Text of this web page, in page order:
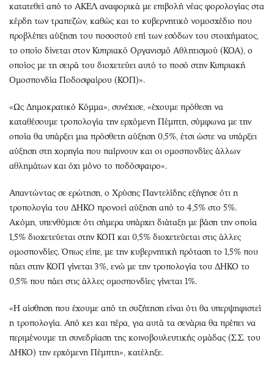
κατατεθεί από το ΑΚΕΛ αναφορικά με επιβολή νέας φορολογίας στα
κέρδη των τραπεζών, καθώς και το κυβερνητικό νομοσχέδιο που
προβλέπει αύξηση του ποσοστού επί των εσόδων του στοιχήματος,
το οποίο δίνεται στον Κυπριακό Οργανισμό Αθλητισμού (ΚΟΑ), ο
οποίος με τη σειρά του διοχετεύει αυτό το ποσό στην Κυπριακή
Ομοσπονδία Ποδοσφαίρου (ΚΟΠ)».
«Ως Δημοκρατικό Κόμμα», συνέχισε, «έχουμε πρόθεση να
καταθέσουμε τροπολογία την ερχόμενη Πέμπτη, σύμφωνα με την
οποία θα υπάρξει μια πρόσθετη αύξηση 0,5%, έτσι ώστε να υπάρξει
αύξηση στη χορηγία που παίρνουν και οι ομοσπονδίες άλλων
αθλημάτων και όχι μόνο το ποδόσφαιρο».
Απαντώντας σε ερώτηση, ο Χρύσης Παντελίδης εξήγησε ότι η
τροπολογία του ΔΗΚΟ προνοεί αύξηση από το 4,5% στο 5%.
Ακόμη, υπενθύμισε ότι σήμερα υπάρχει διάταξη με βάση την οποία
1,5% διοχετεύεται στην ΚΟΠ και 0,5% διοχετεύεται στις άλλες
ομοσπονδίες. Όπως είπε, με την κυβερνητική πρόταση το 1,5% που
πάει στην ΚΟΠ γίνεται 3%, ενώ με την τροπολογία του ΔΗΚΟ το
0,5% που πάει στις άλλες ομοσπονδίες γίνεται 1%.
«Η αίσθηση που έχουμε από τη συζήτηση είναι ότι θα υπερψηφιστεί
η τροπολογία. Από κει και πέρα, για αυτά τα σενάρια θα πρέπει να
περιμένουμε τη συνεδρίαση της κοινοβουλευτικής ομάδας (Σ.Σ. του
ΔΗΚΟ) την ερχόμενη Πέμπτη», κατέληξε.